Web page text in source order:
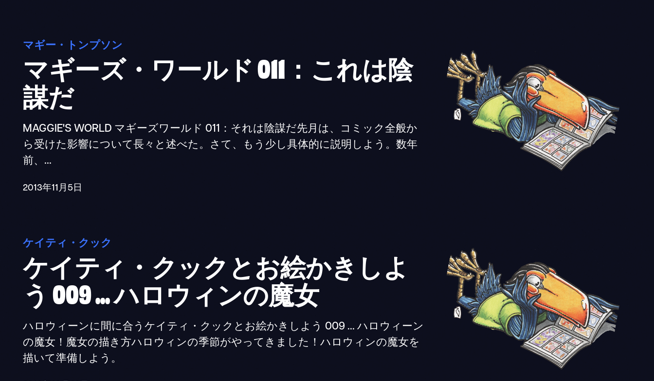
マギー・トンプソン
マギーズ・ワールド 011：これは陰
謀だ
MAGGIE'S WORLD マギーズワールド 011：それは陰謀だ先月は、コミック全般か
ら受けた影響について長々と述べた。さて、もう少し具体的に説明しよう。数年
前、...
2013年11月5日
ケイティ・クック
ケイティ・クックとお絵かきしよ
う 009 ... ハロウィンの魔女
ハロウィーンに間に合うケイティ・クックとお絵かきしよう 009 ... ハロウィーン
の魔女！魔女の描き方ハロウィンの季節がやってきました！ハロウィンの魔女を
描いて準備しよう。